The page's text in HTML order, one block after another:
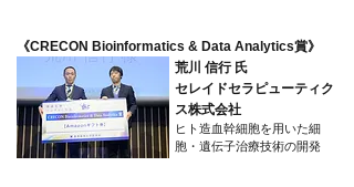
​《CRECON Bioinformatics & Data Analytics賞》
荒川 信行 氏
セレイドセラピューティク
ス株式会社
ヒト造血幹細胞を用いた細
胞・遺伝子治療技術の開発